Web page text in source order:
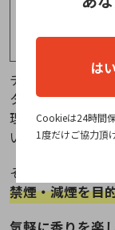
— HIBIKI
チラーズは ニコ
タバコのような
理由で、副流煙
いという口コミ
そのため、タバ
禁煙・減煙を目
はい
Cookieは24時間保
1度だけご協力頂